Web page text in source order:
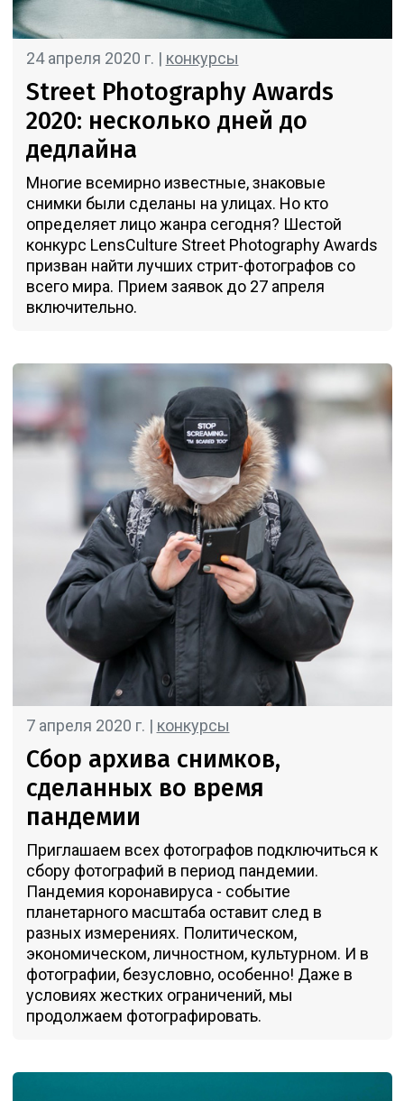
24 апреля 2020 г. | конкурсы
Street Photography Awards
2020: несколько дней до
дедлайна
Многие всемирно известные, знаковые
снимки были сделаны на улицах. Но кто
определяет лицо жанра сегодня? Шестой
конкурс LensCulture Street Photography Awards
призван найти лучших стрит-фотографов со
всего мира. Прием заявок до 27 апреля
включительно.
7 апреля 2020 г. | конкурсы
Сбор архива снимков,
сделанных во время
пандемии
Приглашаем всех фотографов подключиться к
сбору фотографий в период пандемии.
Пандемия коронавируса - событие
планетарного масштаба оставит след в
разных измерениях. Политическом,
экономическом, личностном, культурном. И в
фотографии, безусловно, особенно! Даже в
условиях жестких ограничений, мы
продолжаем фотографировать.